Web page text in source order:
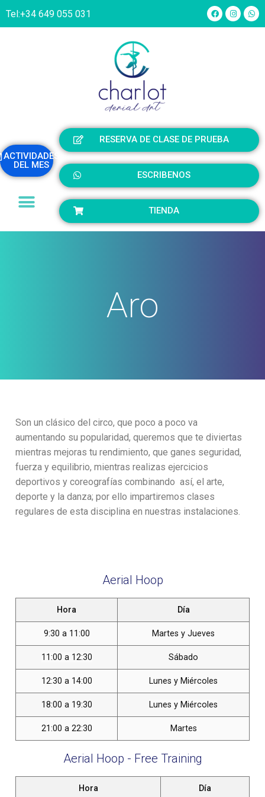
Tel:+34 649 055 031
ACTIVIDADES
DEL MES
RESERVA DE CLASE DE PRUEBA
ESCRIBENOS
TIENDA
Aro
Son un clásico del circo, que poco a poco va
aumentando su popularidad, queremos que te diviertas
mientras mejoras tu rendimiento, que ganes seguridad,
fuerza y equilibrio, mientras realizas ejercicios
deportivos y coreografías combinando así, el arte,
deporte y la danza; por ello impartiremos clases
regulares de esta disciplina en nuestras instalaciones.
Aerial Hoop
Hora Día
9:30 a 11:00 Martes y Jueves
11:00 a 12:30 Sábado
12:30 a 14:00 Lunes y Miércoles
18:00 a 19:30 Lunes y Miércoles
21:00 a 22:30 Martes
Aerial Hoop - Free Training
Hora Día